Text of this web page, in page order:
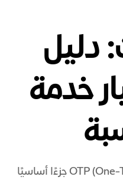
دليل
خدمة
أصبحت خدمات OTP (One-Time Password) جزءًا أساسيًا